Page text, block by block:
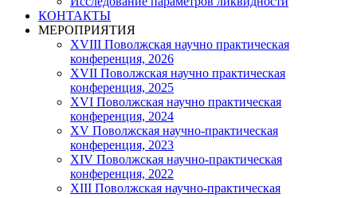
КОНТАКТЫ
МЕРОПРИЯТИЯ
XVIII Поволжская научно практическая
конференция, 2026
XVII Поволжская научно практическая
конференция, 2025
XVI Поволжская научно практическая
конференция, 2024
ХV Поволжская научно-практическая
конференция, 2023
ХIV Поволжская научно-практическая
конференция, 2022
ХIII Поволжская научно-практическая